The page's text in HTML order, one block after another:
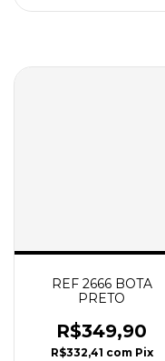
REF 2666 BOTA
PRETO
R$349,90
R$332,41 com Pix